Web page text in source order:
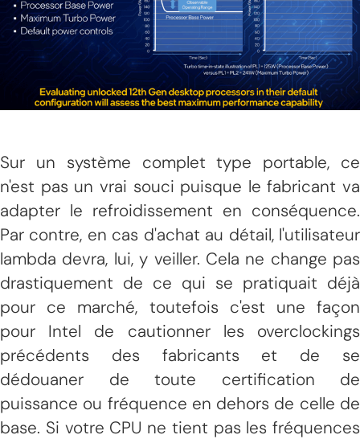
Sur un système complet type portable, ce
n'est pas un vrai souci puisque le fabricant va
adapter le refroidissement en conséquence.
Par contre, en cas d'achat au détail, l'utilisateur
lambda devra, lui, y veiller. Cela ne change pas
drastiquement de ce qui se pratiquait déjà
pour ce marché, toutefois c'est une façon
pour Intel de cautionner les overclockings
précédents des fabricants et de se
dédouaner de toute certification de
puissance ou fréquence en dehors de celle de
base. Si votre CPU ne tient pas les fréquences